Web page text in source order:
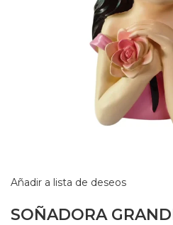
Añadir a lista de deseos
SOÑADORA